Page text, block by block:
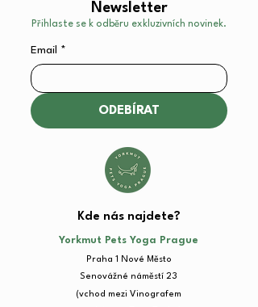
Newsletter
Přihlaste se k odběru exkluzivních novinek.
Email *
ODEBÍRAT
Kde nás najdete?​
Yorkmut Pets Yoga Prague
Praha 1 Nové Město
Senovážné náměstí 23​
(vchod mezi Vinografem